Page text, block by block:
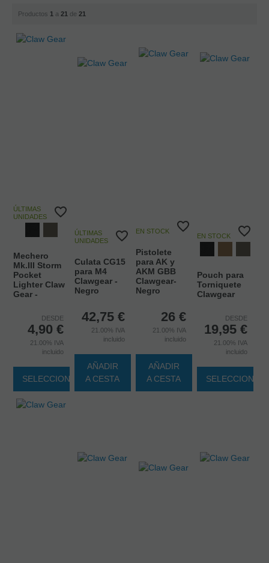
Productos 1 a 21 de 21
ÚLTIMAS
UNIDADES
Mechero
Mk.III Storm
Pocket
Lighter Claw
Gear -
DESDE
4,90 €
21.00% IVA
incluido
SELECCIONAR
ÚLTIMAS
UNIDADES
Culata CG15
para M4
Clawgear -
Negro
42,75 €
21.00% IVA
incluido
AÑADIR
A CESTA
EN STOCK
Pistolete
para AK y
AKM GBB
Clawgear-
Negro
26 €
21.00% IVA
incluido
AÑADIR
A CESTA
EN STOCK
Pouch para
Torniquete
Clawgear
DESDE
19,95 €
21.00% IVA
incluido
SELECCIONAR